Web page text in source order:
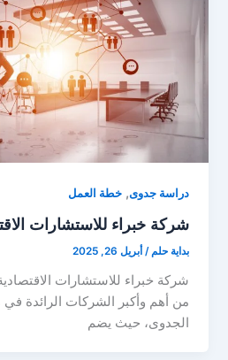
دراسة جدوى,خطة العمل
شركة خبراء للاستشارات
بداية حلم /أبريل 26, 2025
شركة خبراء للاستشارات الاقتصادية
من أهم وأكبر الشركات الرائدة في
الجدوى، حيث يضم